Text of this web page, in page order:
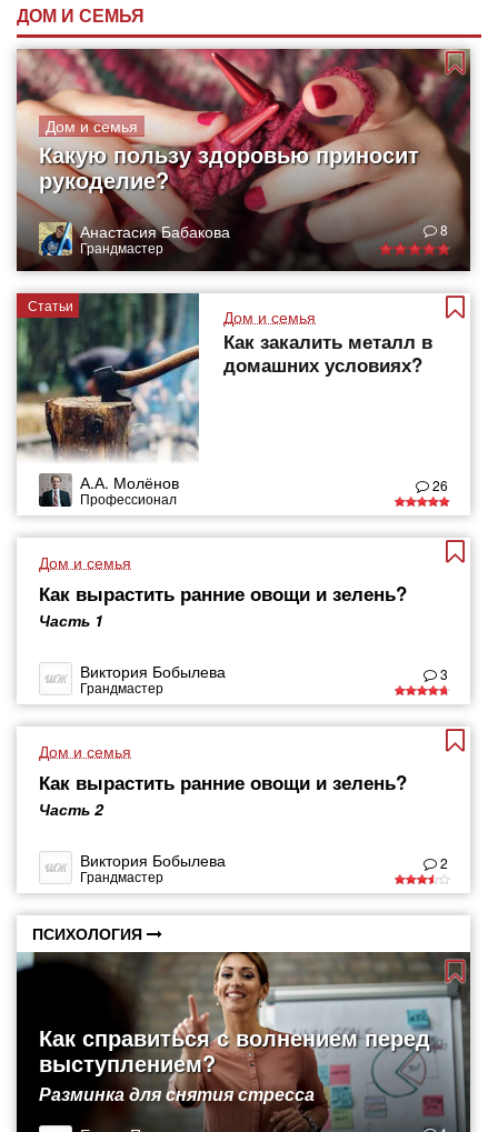
ДОМ И СЕМЬЯ
Дом и семья
Какую пользу здоровью приносит
рукоделие?
Анастасия Бабакова
Грандмастер
8
Статьи
Дом и семья
Как закалить металл в
домашних условиях?
А.А. Молёнов
Профессионал
26
Дом и семья
Как вырастить ранние овощи и зелень?
Часть 1
Виктория Бобылева
Грандмастер
3
Дом и семья
Как вырастить ранние овощи и зелень?
Часть 2
Виктория Бобылева
Грандмастер
2
ПСИХОЛОГИЯ
Как справиться с волнением перед
выступлением?
Разминка для снятия стресса